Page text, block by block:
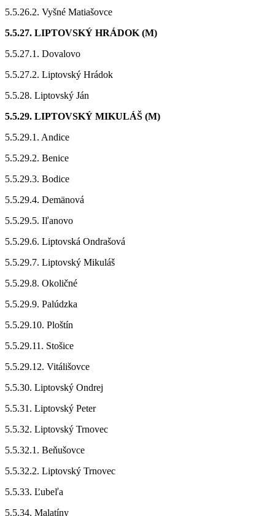
5.5.26.2. Vyšné Matiašovce
5.5.27. LIPTOVSKÝ HRÁDOK (M)
5.5.27.1. Dovalovo
5.5.27.2. Liptovský Hrádok
5.5.28. Liptovský Ján
5.5.29. LIPTOVSKÝ MIKULÁŠ (M)
5.5.29.1. Andice
5.5.29.2. Benice
5.5.29.3. Bodice
5.5.29.4. Demänová
5.5.29.5. Iľanovo
5.5.29.6. Liptovská Ondrašová
5.5.29.7. Liptovský Mikuláš
5.5.29.8. Okoličné
5.5.29.9. Palúdzka
5.5.29.10. Ploštín
5.5.29.11. Stošice
5.5.29.12. Vitálišovce
5.5.30. Liptovský Ondrej
5.5.31. Liptovský Peter
5.5.32. Liptovský Trnovec
5.5.32.1. Beňušovce
5.5.32.2. Liptovský Trnovec
5.5.33. Ľubeľa
5.5.34. Malatíny